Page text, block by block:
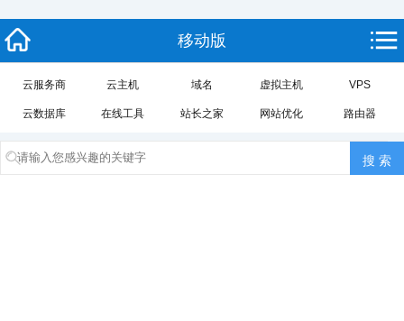
移动版
云服务商 云主机 域名 虚拟主机 VPS
云数据库 在线工具 站长之家 网站优化 路由器